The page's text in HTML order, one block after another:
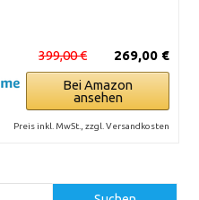
269,00 €
399,00 €
Bei Amazon
ansehen
Preis inkl. MwSt., zzgl. Versandkosten